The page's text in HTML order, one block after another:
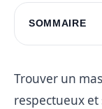
SOMMAIRE
Choisir le
Les types
Où trouver
Trouver un
respectueux